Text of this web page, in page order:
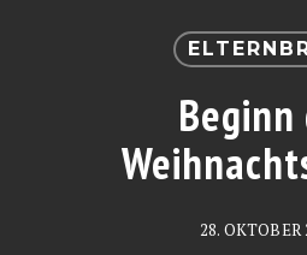
Beginn
28. OKTOBER